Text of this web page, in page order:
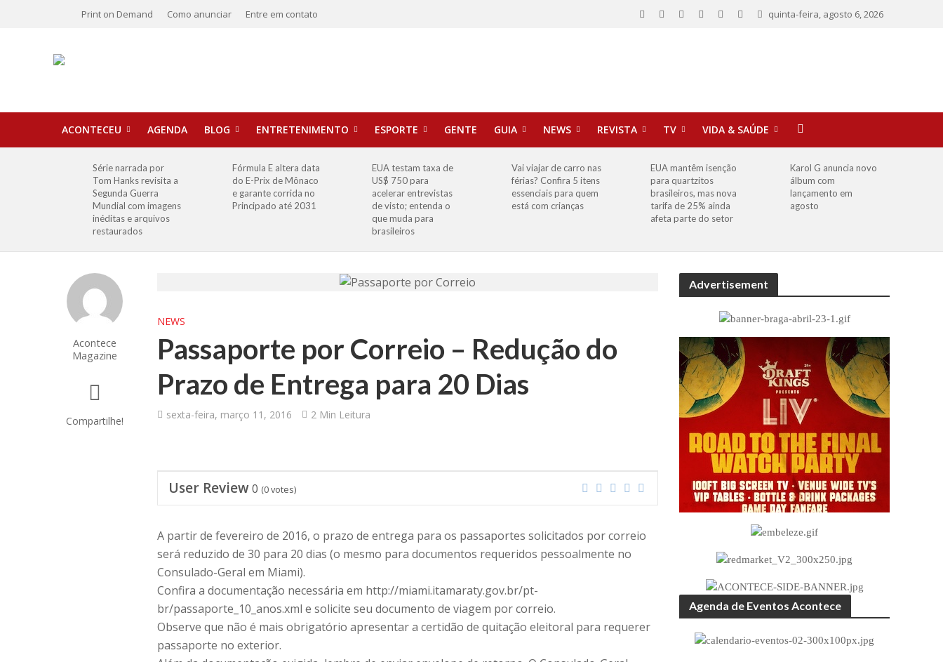
Print on Demand Como anunciar Entre em contato quinta-feira, agosto 6, 2026
ACONTECEU AGENDA BLOG ENTRETENIMENTO ESPORTE GENTE GUIA NEWS REVISTA TV VIDA & SAÚDE
Série narrada por
Tom Hanks revisita a
Segunda Guerra
Mundial com imagens
inéditas e arquivos
restaurados
Fórmula E altera data
do E-Prix de Mônaco
e garante corrida no
Principado até 2031
EUA testam taxa de
US$ 750 para
acelerar entrevistas
de visto; entenda o
que muda para
brasileiros
Vai viajar de carro nas
férias? Confira 5 itens
essenciais para quem
está com crianças
EUA mantêm isenção
para quartzitos
brasileiros, mas nova
tarifa de 25% ainda
afeta parte do setor
Karol G anuncia novo
álbum com
lançamento em
agosto
Acontece
Magazine
Compartilhe!
NEWS
Passaporte por Correio – Redução do
Prazo de Entrega para 20 Dias
sexta-feira, março 11, 2016 2 Min Leitura
User Review0 (0votes)
A partir de fevereiro de 2016, o prazo de entrega para os passaportes solicitados por correio
será reduzido de 30 para 20 dias (o mesmo para documentos requeridos pessoalmente no
Consulado-Geral em Miami).
Confira a documentação necessária em http://miami.itamaraty.gov.br/pt-
br/passaporte_10_anos.xml e solicite seu documento de viagem por correio.
Observe que não é mais obrigatório apresentar a certidão de quitação eleitoral para requerer
passaporte no exterior.
Advertisement
Agenda de Eventos Acontece